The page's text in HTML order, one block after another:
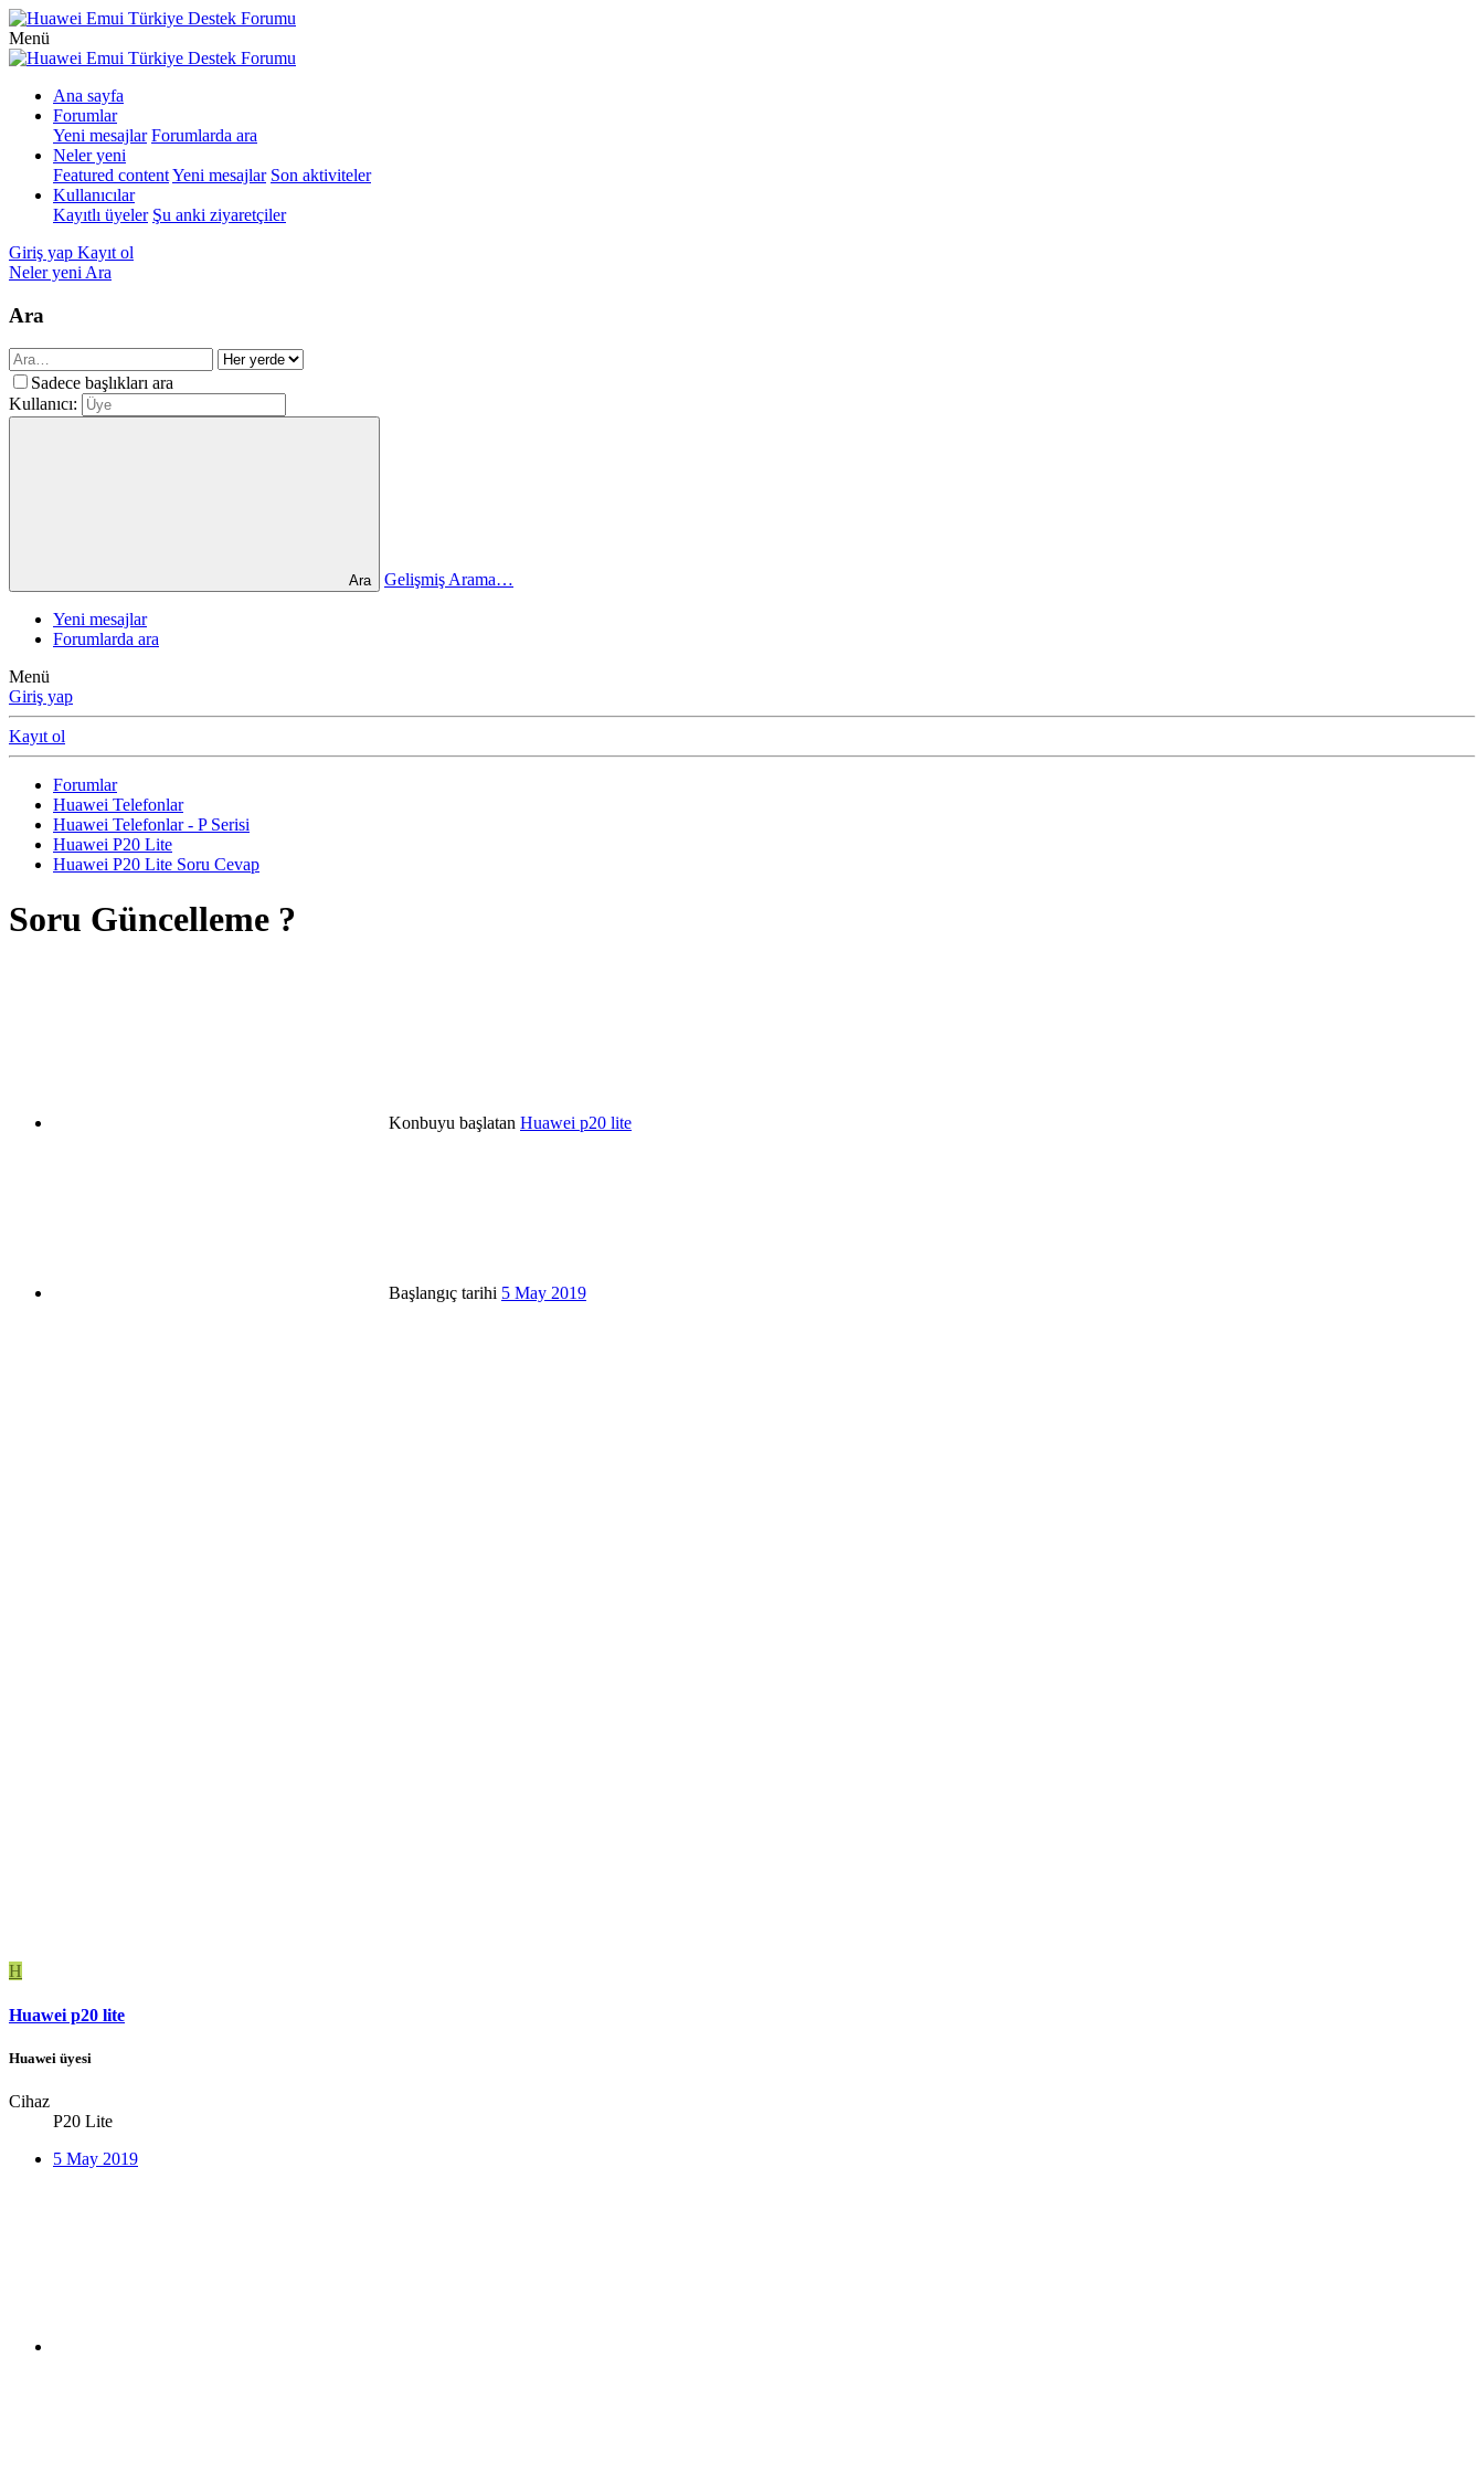
Menü
Ana sayfa
Forumlar
Yeni mesajlar Forumlarda ara
Neler yeni
Featured contentYeni mesajlar Son aktiviteler
Kullanıcılar
Kayıtlı üyeler Şu anki ziyaretçiler
Giriş yap Kayıt ol
Neler yeni Ara
Ara
Sadece başlıkları ara
Kullanıcı:
Ara Gelişmiş Arama…
Yeni mesajlar
Forumlarda ara
Menü
Giriş yap
Kayıt ol
Forumlar
Huawei Telefonlar
Huawei Telefonlar - P Serisi
Huawei P20 Lite
Huawei P20 Lite Soru Cevap
Soru Güncelleme ?
Konbuyu başlatan Huawei p20 lite
Başlangıç tarihi 5 May 2019
H
Huawei p20 lite
Huawei üyesi
Cihaz
P20 Lite
5 May 2019